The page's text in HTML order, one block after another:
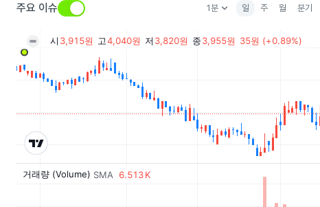
주요 이슈 1분keyboard_arrow_down 일 주 월 분기